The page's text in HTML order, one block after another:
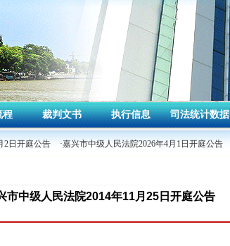
程 裁判文书 执行信息 司法统计数据
2日开庭公告 ·嘉兴市中级人民法院2026年4月1日开庭公告
市中级人民法院2014年11月25日开庭公告